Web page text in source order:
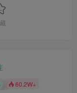
60.2W+